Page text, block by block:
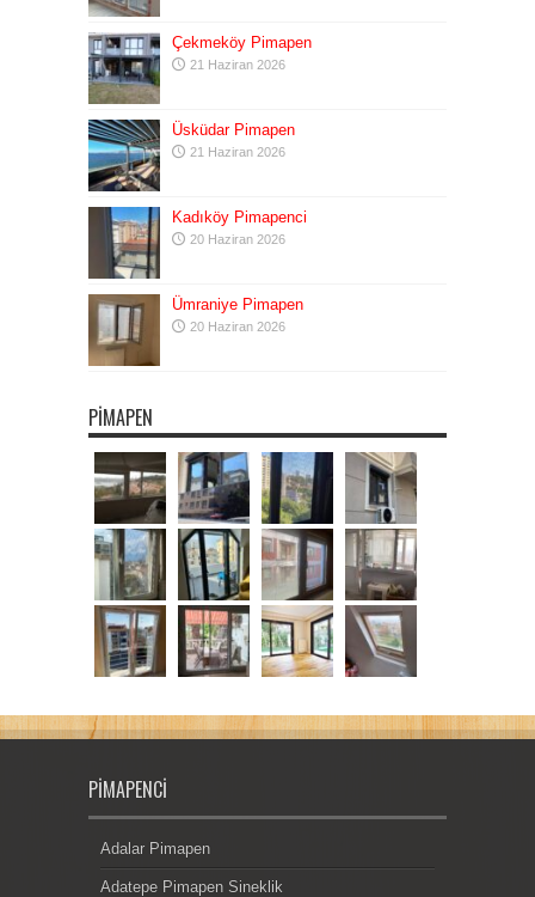
Çekmeköy Pimapen
21 Haziran 2026
Üsküdar Pimapen
21 Haziran 2026
Kadıköy Pimapenci
20 Haziran 2026
Ümraniye Pimapen
20 Haziran 2026
PIMAPEN
PIMAPENCI
Adalar Pimapen
Adatepe Pimapen Sineklik